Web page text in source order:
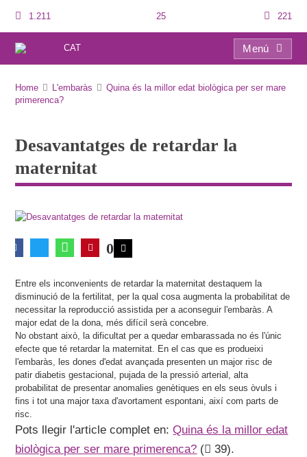
1.211 25 221
CAT
Menú
Home L'embaràs
Quina és la millor edat biològica per ser mare
primerenca?
Desavantatges de retardar la
maternitat
0
Entre els inconvenients de retardar la maternitat destaquem la
disminució de la fertilitat, per la qual cosa augmenta la probabilitat de
necessitar la reproducció assistida per a aconseguir l'embaràs. A
major edat de la dona, més difícil serà concebre.
No obstant això, la dificultat per a quedar embarassada no és l'únic
efecte que té retardar la maternitat. En el cas que es produeixi
l'embaràs, les dones d'edat avançada presenten un major risc de
patir diabetis gestacional, pujada de la pressió arterial, alta
probabilitat de presentar anomalies genètiques en els seus òvuls i
fins i tot una major taxa d'avortament espontani, així com parts de
risc.
Pots llegir l'article complet en:Quina és la millor edat
biològica per ser mare primerenca? ( 39).